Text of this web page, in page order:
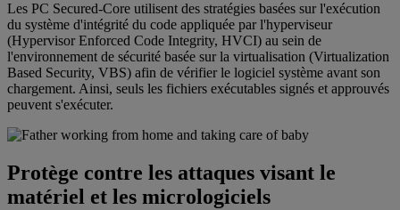
Les PC Secured-Core utilisent des stratégies basées sur l'exécution
du système d'intégrité du code appliquée par l'hyperviseur
(Hypervisor Enforced Code Integrity, HVCI) au sein de
l'environnement de sécurité basée sur la virtualisation (Virtualization
Based Security, VBS) afin de vérifier le logiciel système avant son
chargement. Ainsi, seuls les fichiers exécutables signés et approuvés
peuvent s'exécuter.
Protège contre les attaques visant le
matériel et les micrologiciels